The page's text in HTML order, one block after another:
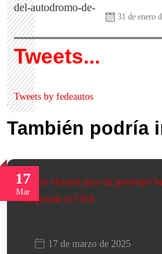
31 de enero
Tweets...
Tweets by fedeautos
También podría
17
Mar
17 de marzo de 2025